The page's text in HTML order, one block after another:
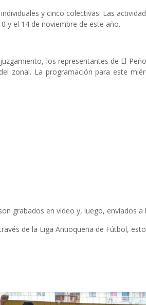
y cinco colectivas. Las
y el 14 de noviembre de este año.
los representantes de El
zonal. La programación para este
grabados en video y, luego, enviados a
de la Liga Antioqueña de Fútbol,